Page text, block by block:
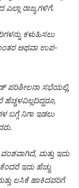
ರಾಜ್ಯಗಳಿಗೆ.
ಕಳುಹಿಸಲು
ಅಥವಾ ಉಪ-
ಪರಿಶೀಲನಾ ಸಭೆಯಲ್ಲಿ,
ಬಗ್ಗೆ ನಿಗಾ ಇಡಲು
ಮತ್ತು ಇದು
ಇದು ಹೆಚ್ಚು
ಲಸಿಕೆ ಹಾಕಿದವರಿಗೆ